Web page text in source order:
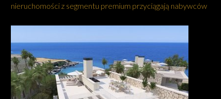
nieruchomości z segmentu premium przyciągają nabywców